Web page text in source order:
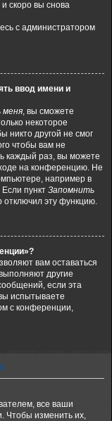
скоро вы снова
с администратором
ввод имени и
меня, вы сможете
некоторое
никто другой не смог
чтобы вам не
каждый раз, вы можете
на конференцию. Не
например в
пункт Запомнить
отключил эту функцию.
вам оставаться
другие
если эта
испытываете
с конференции,
все ваши
Чтобы изменить их,